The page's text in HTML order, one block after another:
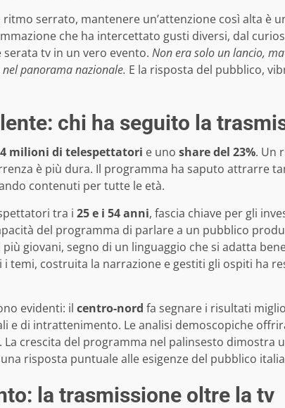
serrato, mantenere un’attenzione così alta è
che ha intercettato gusti diversi, dal
tv in un vero evento. Non era solo un lancio,
panorama nazionale. E la risposta del pubblico,
chi ha seguito la
milioni di telespettatori e uno share del 23%. Un
è più dura. Il programma ha saputo attrarre
contenuti per tutte le età.
tra i 25 e i 54 anni, fascia chiave per gli
del programma di parlare a un pubblico
giovani, segno di un linguaggio che si adatta
temi, costruita la narrazione e gestiti gli ospiti ha
evidenti: il centro-nord fa segnare i risultati
e di intrattenimento. Le analisi demoscopiche
crescita del programma nel palinsesto dimostra
risposta puntuale alle esigenze del pubblico
la trasmissione oltre la tv